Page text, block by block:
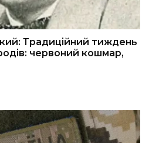
Традиційний тиждень
червоний кошмар,